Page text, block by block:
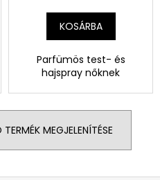
KOSÁRBA
Parfümös test- és
hajspray nőknek
MEGJELENÍTÉSE